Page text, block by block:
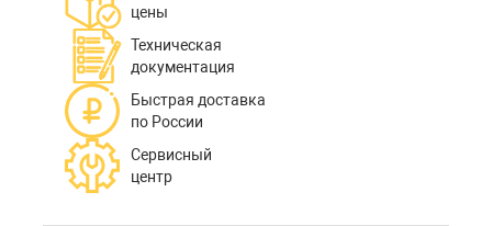
цены
Техническая
документация
Быстрая доставка
по России
Сервисный
центр